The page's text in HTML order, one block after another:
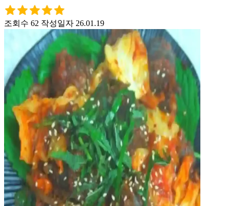
조회수 62 작성일자 26.01.19